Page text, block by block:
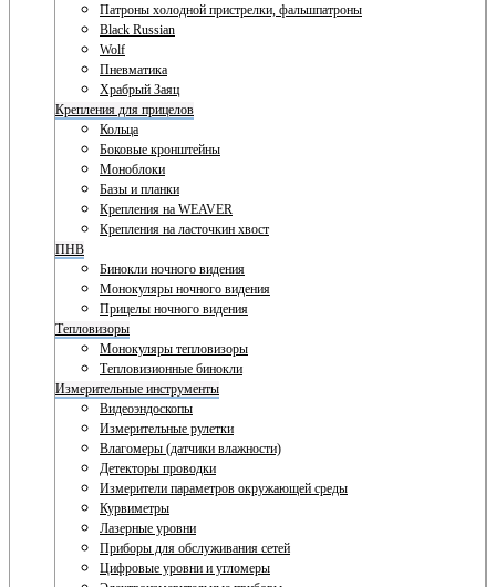
Патроны холодной пристрелки, фальшпатроны
Black Russian
Wolf
Пневматика
Храбрый Заяц
Крепления для прицелов
Кольца
Боковые кронштейны
Моноблоки
Базы и планки
Крепления на WEAVER
Крепления на ласточкин хвост
ПНВ
Бинокли ночного видения
Монокуляры ночного видения
Прицелы ночного видения
Тепловизоры
Монокуляры тепловизоры
Тепловизионные бинокли
Измерительные инструменты
Видеоэндоскопы
Измерительные рулетки
Влагомеры (датчики влажности)
Детекторы проводки
Измерители параметров окружающей среды
Курвиметры
Лазерные уровни
Приборы для обслуживания сетей
Цифровые уровни и угломеры